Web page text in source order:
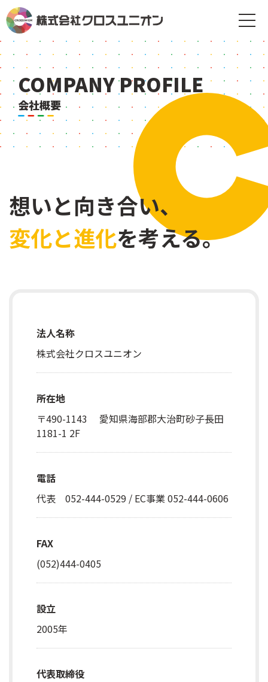
COMPANY PROFILE
会社概要
想いと向き合い、
変化と進化を考える。
法人名称
株式会社クロスユニオン
所在地
〒490-1143 愛知県海部郡大治町砂子長田
1181-1 2F
電話
代表 052-444-0529 / EC事業 052-444-0606
FAX
(052)444-0405
設立
2005年
代表取締役